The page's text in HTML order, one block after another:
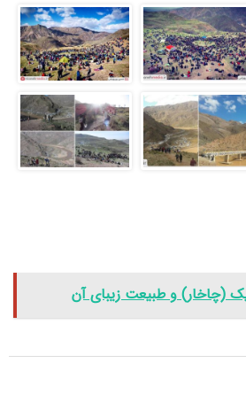
(چاخار) و طبیعت زیبای آن